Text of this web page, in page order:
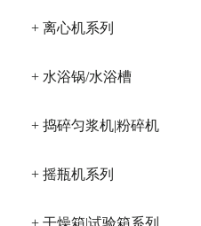
+ 离心机系列
+ 水浴锅/水浴槽
+ 捣碎匀浆机|粉碎机
+ 摇瓶机系列
+ 干燥箱|试验箱系列